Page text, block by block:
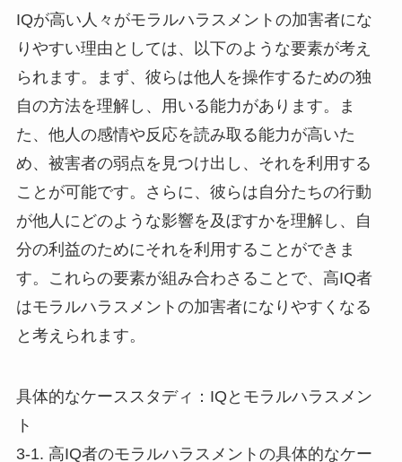
IQが高い人々がモラルハラスメントの加害者にな
りやすい理由としては、以下のような要素が考え
られます。まず、彼らは他人を操作するための独
自の方法を理解し、用いる能力があります。ま
た、他人の感情や反応を読み取る能力が高いた
め、被害者の弱点を見つけ出し、それを利用する
ことが可能です。さらに、彼らは自分たちの行動
が他人にどのような影響を及ぼすかを理解し、自
分の利益のためにそれを利用することができま
す。これらの要素が組み合わさることで、高IQ者
はモラルハラスメントの加害者になりやすくなる
と考えられます。
具体的なケーススタディ：IQとモラルハラスメン
ト
3-1. 高IQ者のモラルハラスメントの具体的なケー